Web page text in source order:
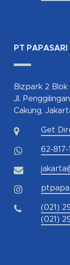
PT
Bizpark 2 Blok
Jl.
Cakung,
Get
62-817-
(021)
(021)